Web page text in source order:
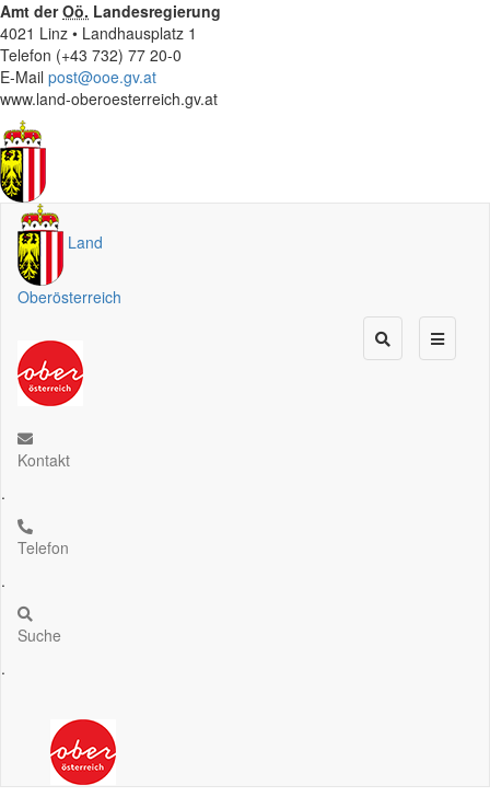
Amt derOö. Landesregierung
4021 Linz • Landhausplatz 1
Telefon (+43 732) 77 20-0
E-Mail post@ooe.gv.at
www.land-oberoesterreich.gv.at
Land
Oberösterreich
Kontakt
.
Telefon
.
Suche
.